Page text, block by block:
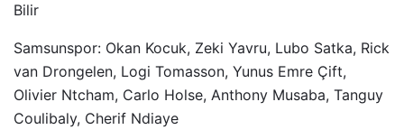
Bilir
Samsunspor: Okan Kocuk, Zeki Yavru, Lubo Satka, Rick
van Drongelen, Logi Tomasson, Yunus Emre Çift,
Olivier Ntcham, Carlo Holse, Anthony Musaba, Tanguy
Coulibaly, Cherif Ndiaye